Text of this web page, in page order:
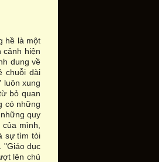
hề là một
cảnh hiện
dung về
chuỗi dài
luôn xung
bỏ quan
có những
quy
mình,
sự tìm tòi
"Giáo dục
lên chủ